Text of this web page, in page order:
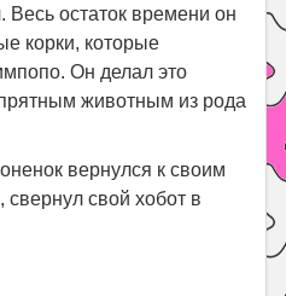
Весь остаток времени он
корки, которые
Он делал это
животным из рода
вернулся к своим
свернул свой хобот в